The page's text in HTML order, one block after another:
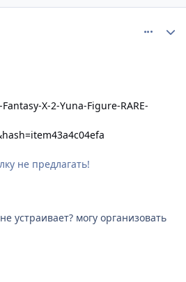
X-2-Yuna-Figure-RARE-
не предлагать!
устраивает? могу организовать